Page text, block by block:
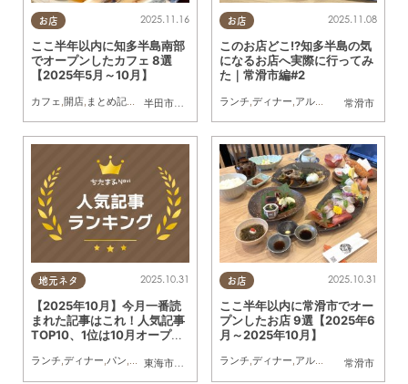
お店
半田市
,常滑市 南知多町
2025.11.16
ここ半年以内に知多半島南部
でオープンしたカフェ 8選
【2025年5月～10月】
カフェ 開店 まとめ記事 家族
お店
常滑市
2025.11.08
このお店どこ!?知多半島の気
になるお店へ実際に行ってみ
た｜常滑市編#2
ランチ ディナー アルコール ,パン,カフェ
地元ネタ
東海市
,大府市 阿久比町,半田市,常滑市
2025.10.31
【2025年10月】今月一番読
まれた記事はこれ！人気記事
TOP10、1位は10月オープン
ランチ,ディナー,パン,カフェ,スイーツ 開店, 閉店,観光,まとめ記事
お店
常滑市
2025.10.31
ここ半年以内に常滑市でオー
プンしたお店 9選【2025年6
月～2025年10月】
ランチ,ディナー,アルコール ,カフェ